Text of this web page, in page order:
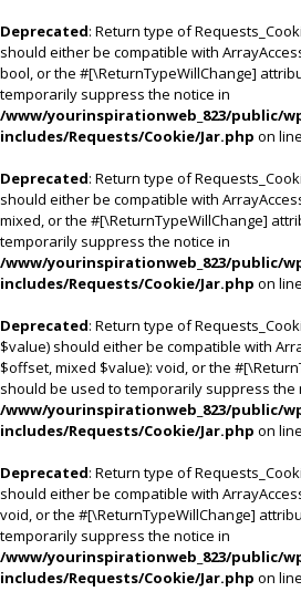
Deprecated: Return type of
should either be compatible with
bool, or the #[\ReturnTypeWillChange]
temporarily suppress the notice in
/www/yourinspirationweb_823/public/
includes/Requests/Cookie/Jar.php on line
Deprecated: Return type of
should either be compatible with
mixed, or the #[\ReturnTypeWillChange]
temporarily suppress the notice in
/www/yourinspirationweb_823/public/
includes/Requests/Cookie/Jar.php on line
Deprecated: Return type of
$value) should either be compatible with
$offset, mixed $value): void, or the
should be used to temporarily suppress the
/www/yourinspirationweb_823/public/
includes/Requests/Cookie/Jar.php on line
Deprecated: Return type of
should either be compatible with
void, or the #[\ReturnTypeWillChange]
temporarily suppress the notice in
/www/yourinspirationweb_823/public/
includes/Requests/Cookie/Jar.php on line